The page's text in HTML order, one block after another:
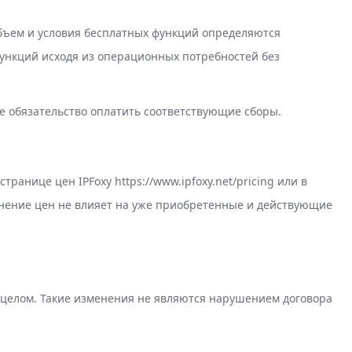
и условия бесплатных функций определяются
исходя из операционных потребностей без
оплатить соответствующие сборы.
цен IPFoxy https://www.ipfoxy.net/pricing или в
цен не влияет на уже приобретенные и действующие
Такие изменения не являются нарушением договора